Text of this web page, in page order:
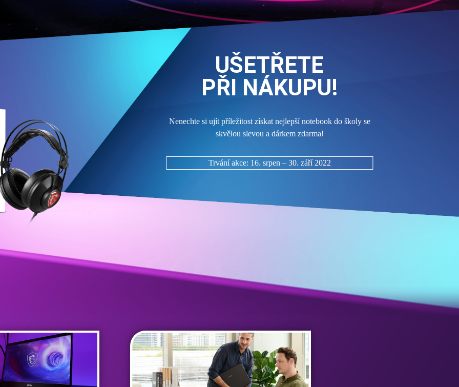
UŠETŘETE
PŘI NÁKUPU!
Nenechte si ujít příležitost získat nejlepší notebook do školy se
skvělou slevou a dárkem zdarma!
Trvání akce: 16. srpen – 30. září 2022